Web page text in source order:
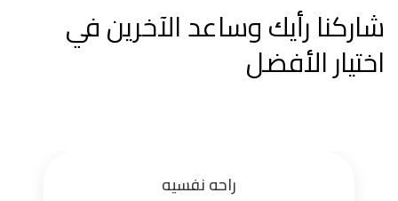
شاركنا رأيك وساعد الآخرين في
اختيار الأفضل
راحه نفسيه